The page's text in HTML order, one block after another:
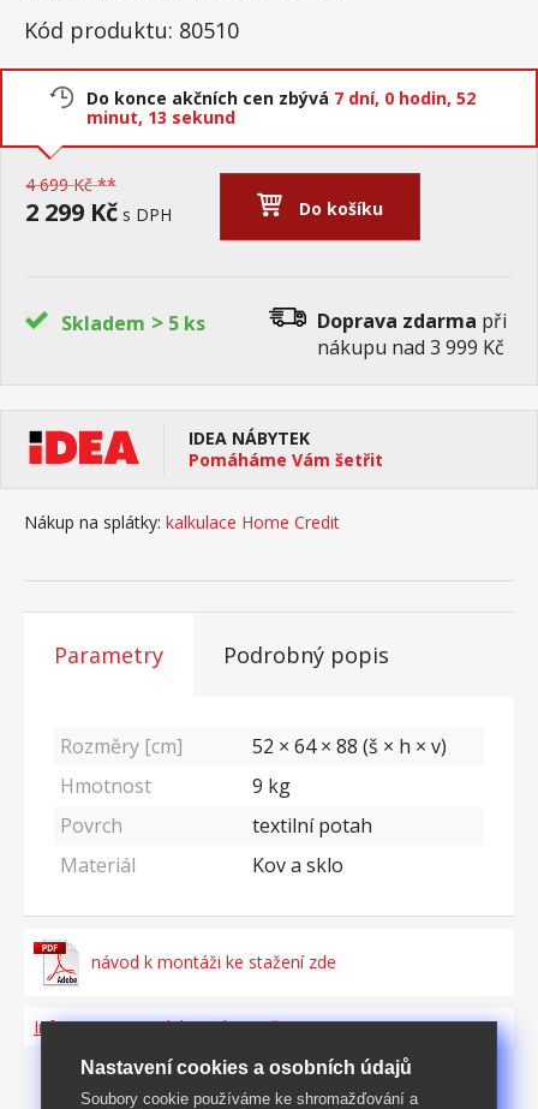
Kód produktu: 80510
Do konce akčních cen zbývá 7 dní, 0 hodin, 52
minut, 12 sekund
4 699 Kč **
2 299 Kč s DPH Do košíku
Skladem > 5 ks Doprava zdarma při
nákupu nad 3 999 Kč
IDEA NÁBYTEK
Pomáháme Vám šetřit
Nákup na splátky: kalkulace Home Credit
Parametry Podrobný popis
Rozměry [cm]
52 × 64 × 88 (š × h × v)
Hmotnost
9 kg
Povrch
textilní potah
Materiál
Kov a sklo
návod k montáži ke stažení zde
Informace o produktu a bezpečnosti
Nastavení cookies a osobních údajů
Soubory cookie používáme ke shromažďování a